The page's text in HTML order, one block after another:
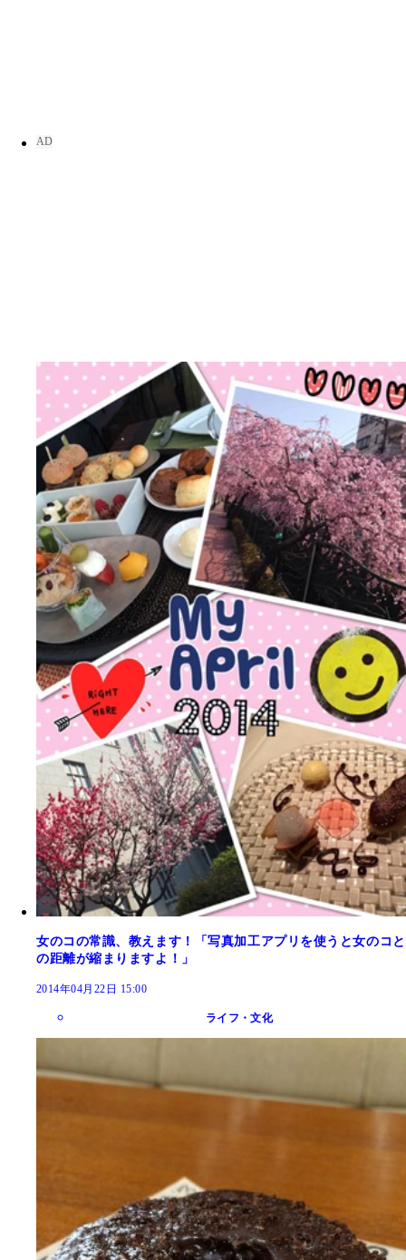
女のコの常識、教えます！「写真加工アプリを使うと女のコと
の距離が縮まりますよ！」
2014年04月22日 15:00
ライフ・文化